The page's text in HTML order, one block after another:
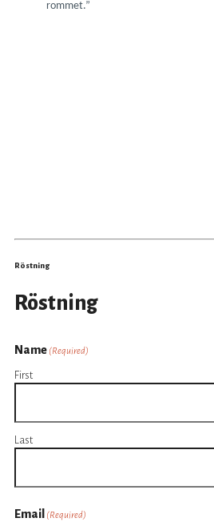
rommet.”
Röstning
Röstning
Name (Required)
First
Last
Email (Required)